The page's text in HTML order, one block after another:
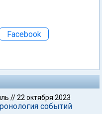
Facebook
//22 октября 2023
событий